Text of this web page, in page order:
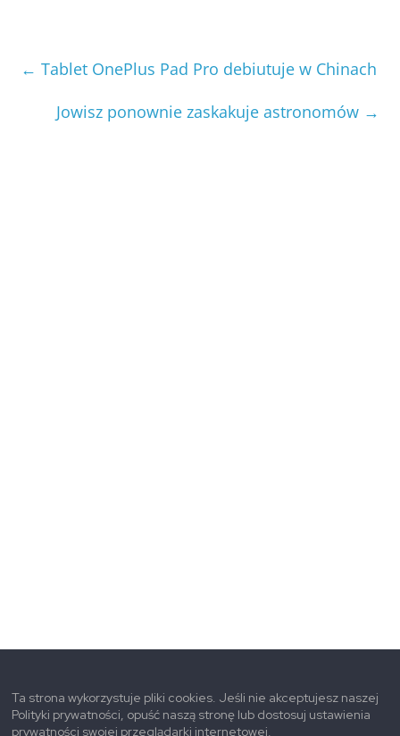
← Tablet OnePlus Pad Pro debiutuje w Chinach
Jowisz ponownie zaskakuje astronomów →
Ta strona wykorzystuje pliki cookies. Jeśli nie akceptujesz naszej
Polityki prywatności, opuść naszą stronę lub dostosuj ustawienia
prywatności swojej przeglądarki internetowej.